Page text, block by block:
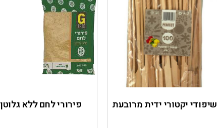
שיפודי יקטורי ידית מרובעת פירורי לחם ללא גלוטן